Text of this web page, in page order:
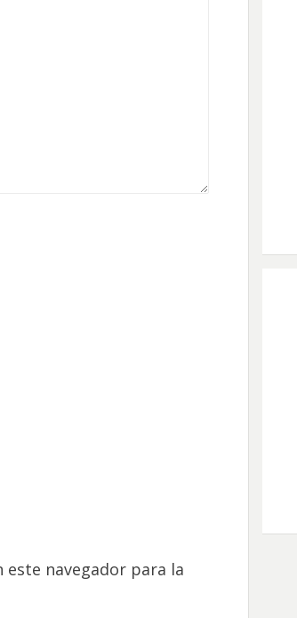
navegador para la